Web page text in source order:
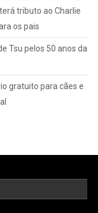
tributo ao Charlie
os pais
Tsu pelos 50 anos da
gratuito para cães e